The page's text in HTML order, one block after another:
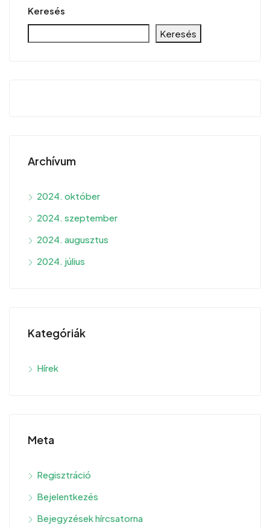
Keresés
Keresés
Archívum
2024. október
2024. szeptember
2024. augusztus
2024. július
Kategóriák
Hírek
Meta
Regisztráció
Bejelentkezés
Bejegyzések hírcsatorna